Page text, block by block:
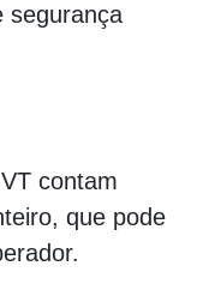
segurança
contam
que pode